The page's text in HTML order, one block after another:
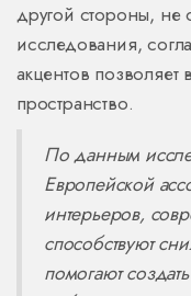
другой стороны, не
исследования,
акцентов
пространство.
По данным
Европейской
интерьеров,
способствуют
помогают